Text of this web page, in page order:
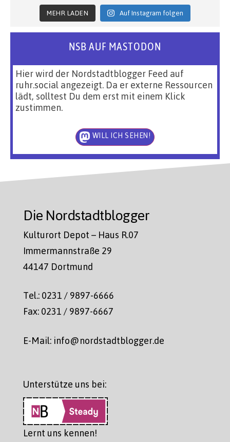
MEHR LADEN Auf Instagram folgen
NSB AUF MASTODON
Hier wird der Nordstadtblogger Feed auf
ruhr.social angezeigt. Da er externe Ressourcen
lädt, solltest Du dem erst mit einem Klick
zustimmen.
WILL ICH SEHEN!
Die Nordstadtblogger
Kulturort Depot – Haus R.07
Immermannstraße 29
44147 Dortmund
Tel.: 0231 / 9897-6666
Fax: 0231 / 9897-6667
E-Mail: info@nordstadtblogger.de
Unterstütze uns bei:
Lernt uns kennen!